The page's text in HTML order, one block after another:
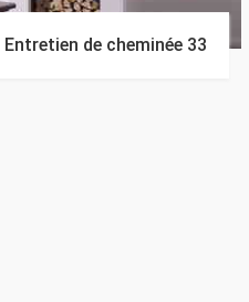
Entretien de cheminée 33